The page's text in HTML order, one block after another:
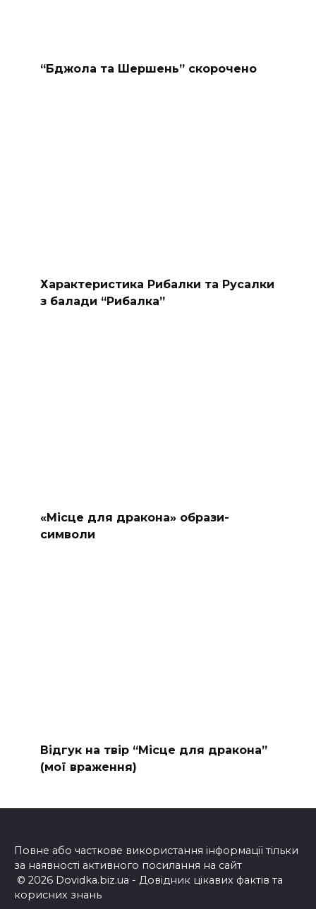
“Бджола та Шершень” скорочено
Характеристика Рибалки та Русалки
з балади “Рибалка”
«Місце для дракона» образи-
символи
Відгук на твір “Місце для дракона”
(мої враження)
Повне або часткове використання інформації тільки
за наявності активного посилання на сайт
© 2026 Dovidka.biz.ua - Довідник цікавих фактів та
корисних знань